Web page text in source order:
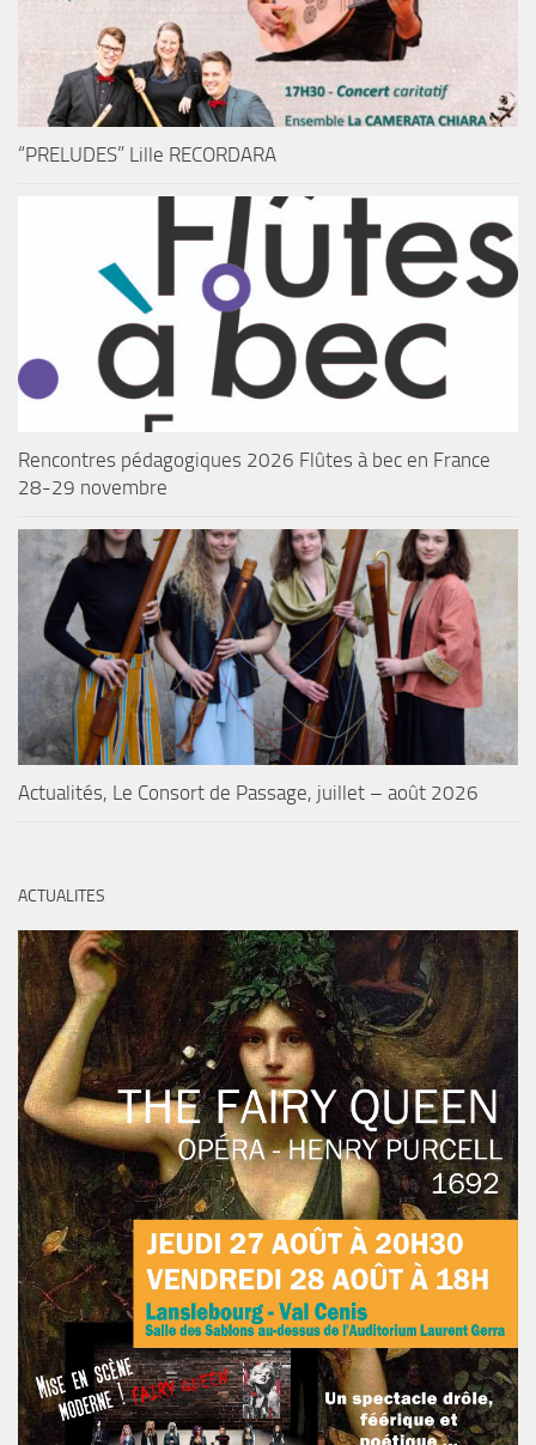
“PRELUDES” Lille RECORDARA
Rencontres pédagogiques 2026 Flûtes à bec en France
28-29 novembre
Actualités, Le Consort de Passage, juillet – août 2026
ACTUALITES